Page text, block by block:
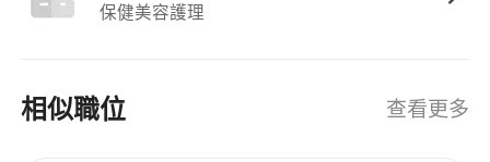
保健美容護理
相似職位 查看更多